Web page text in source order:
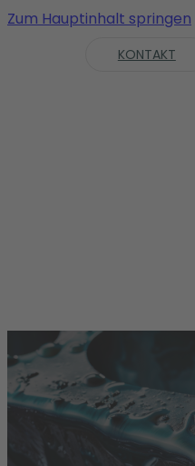
Zum Hauptinhalt springen
KONTAKT